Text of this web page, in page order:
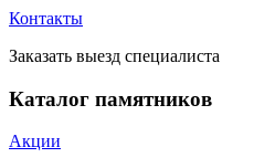
Контакты
Заказать выезд специалиста
Каталог памятников
Акции